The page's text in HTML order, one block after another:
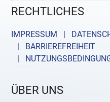
RECHTLICHES
IMPRESSUM |
| BARRIEREFREIHEIT
|
ÜBER UNS